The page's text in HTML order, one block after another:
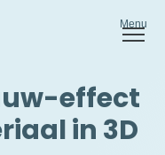
Menu
effect
in 3D